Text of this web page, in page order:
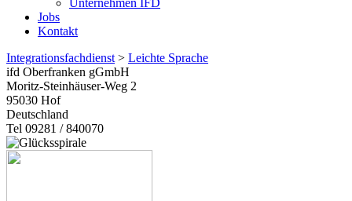
Unternehmen IFD
Jobs
Kontakt
Integrationsfachdienst > Leichte Sprache
ifd Oberfranken gGmbH
Moritz-Steinhäuser-Weg 2
95030 Hof
Deutschland
Tel 09281 / 840070